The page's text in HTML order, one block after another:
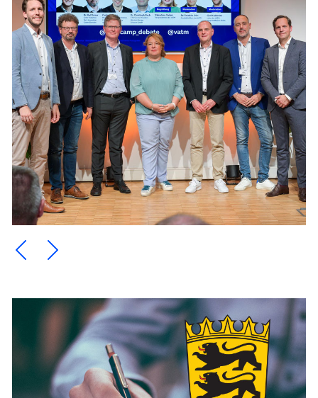
Ein Element zurück blättern
Ein Element weiter blättern